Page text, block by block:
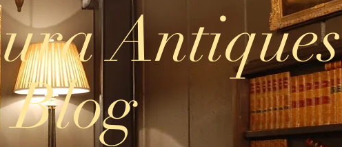
Antiques
Blog